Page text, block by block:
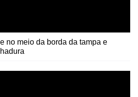
no meio da borda da tampa e